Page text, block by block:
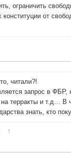
ограничить
конституции от
читали?!
запрос в
на терракты и т.д… В
знать, кто
↑